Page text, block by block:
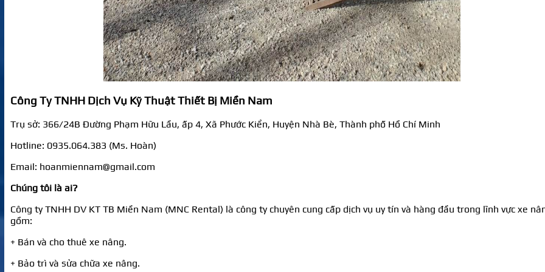
Công Ty TNHH Dịch Vụ Kỹ Thuật Thiết Bị Miền Nam
Trụ sở: 366/24B Đường Phạm Hữu Lầu, ấp 4, Xã Phước Kiển, Huyện Nhà Bè, Thành phố Hồ Chí Minh
Hotline: 0935.064.383 (Ms. Hoàn)
Email: hoanmiennam@gmail.com
Chúng tôi là ai?
Công ty TNHH DV KT TB Miền Nam (MNC Rental) là công ty chuyên cung cấp dịch vụ uy tín và hàng đầu trong lĩnh vực xe
gồm:
+ Bán và cho thuê xe nâng.
+ Bảo trì và sửa chữa xe nâng.